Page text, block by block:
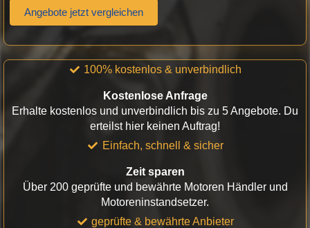
Angebote jetzt vergleichen
100% kostenlos & unverbindlich
Kostenlose Anfrage
Erhalte kostenlos und unverbindlich bis zu 5 Angebote. Du
erteilst hier keinen Auftrag!
Einfach, schnell & sicher
Zeit sparen
Über 200 geprüfte und bewährte Motoren Händler und
Motoreninstandsetzer.
geprüfte & bewährte Anbieter